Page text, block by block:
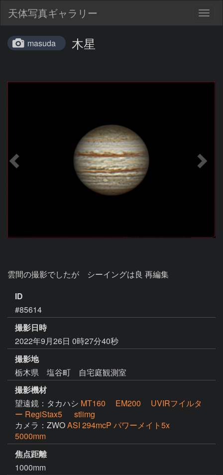
天体写真ギャラリー
masuda 木星
雲間の撮影でしたが　シーイングは良 再編集
ID
#85614
撮影日時
2022年9月26日 0時27分40秒
撮影地
栃木県 塩谷町 自宅庭観測室
撮影機材
望遠鏡：タカハシ MT160 EM200 UVIRフイルタ
ー RegiStax5 stlimg
カメラ：ZWOASI 294mcP パワーメイト5x
5000mm
焦点距離
1000mm